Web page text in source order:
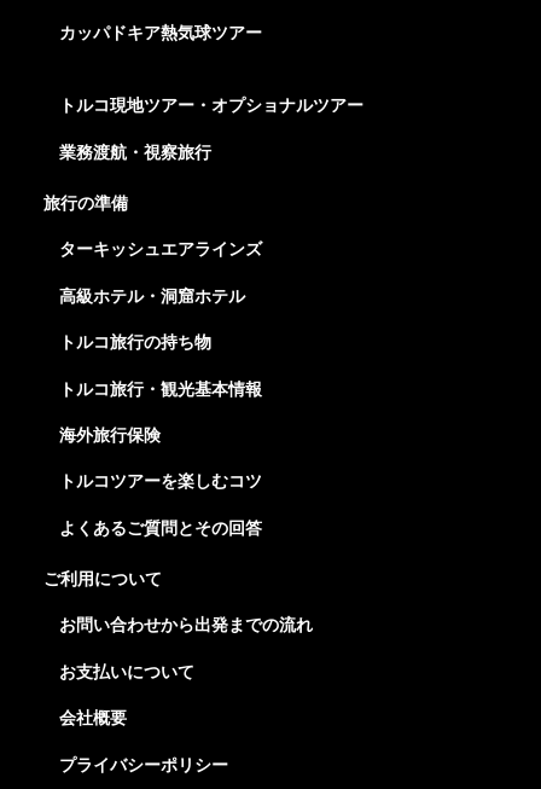
カッパドキア熱気球ツアー
トルコ現地ツアー・オプショナルツアー
業務渡航・視察旅行
旅行の準備
ターキッシュエアラインズ
高級ホテル・洞窟ホテル
トルコ旅行の持ち物
トルコ旅行・観光基本情報
海外旅行保険
トルコツアーを楽しむコツ
よくあるご質問とその回答
ご利用について
お問い合わせから出発までの流れ
お支払いについて
会社概要
プライバシーポリシー